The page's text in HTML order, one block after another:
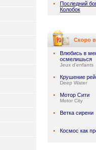
Последний
Колобок
Скоро
Влюбись в
осмелишься
Jeux d'enfants
Крушение
Deep Water
Мотор Сити
Motor City
Ветка сирени
Космос как